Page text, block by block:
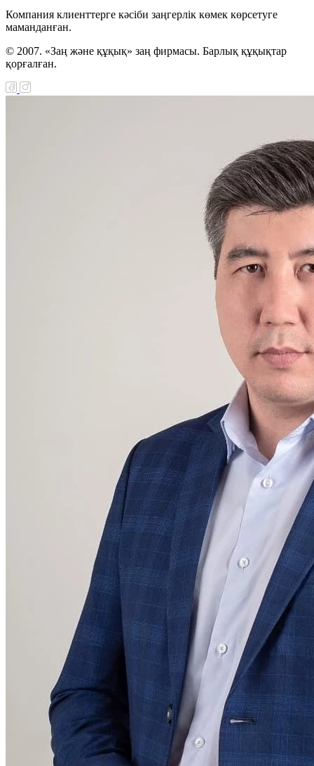
Компания клиенттерге кәсіби заңгерлік көмек көрсетуге
маманданған.
© 2007. «Заң және құқық» заң фирмасы. Барлық құқықтар
қорғалған.